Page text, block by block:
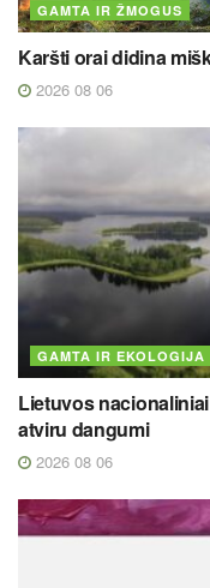
GAMTA IR ŽMOGUS
Karšti orai didina
2026 08 06
GAMTA IR EKOLOGIJA
Lietuvos
atviru dangumi
2026 08 06